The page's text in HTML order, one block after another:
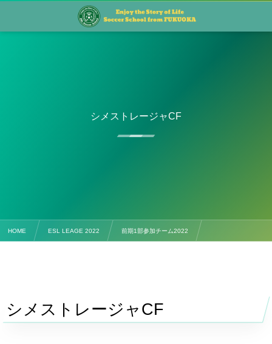
シメストレージャCF
HOME ESL LEAGE 2022 前期1部参加チーム2022
シメストレージャCF